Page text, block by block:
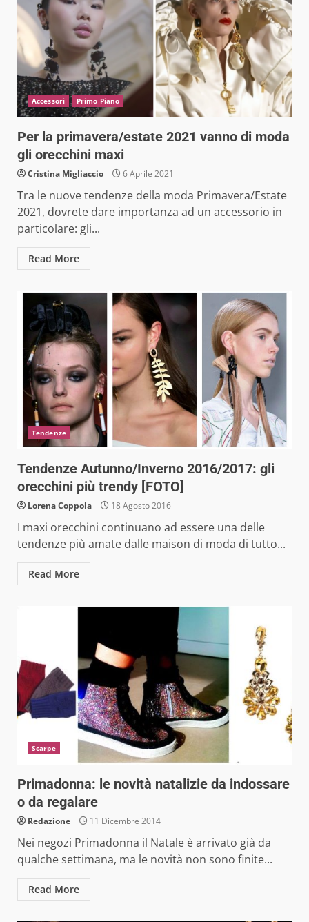
Accessori Primo Piano
Per la primavera/estate 2021 vanno di moda
gli orecchini maxi
Cristina Migliaccio 6 Aprile 2021
Tra le nuove tendenze della moda Primavera/Estate
2021, dovrete dare importanza ad un accessorio in
particolare: gli...
Read More
Tendenze
Tendenze Autunno/Inverno 2016/2017: gli
orecchini più trendy [FOTO]
Lorena Coppola 18 Agosto 2016
I maxi orecchini continuano ad essere una delle
tendenze più amate dalle maison di moda di tutto...
Read More
Scarpe
Primadonna: le novità natalizie da indossare
o da regalare
Redazione 11 Dicembre 2014
Nei negozi Primadonna il Natale è arrivato già da
qualche settimana, ma le novità non sono finite...
Read More